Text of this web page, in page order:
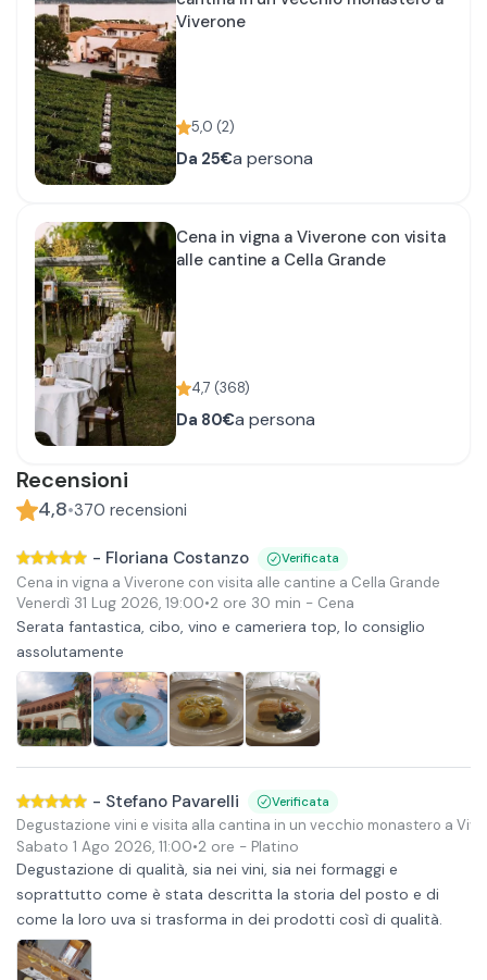
Viverone
5,0 (2)
Da 25€a persona
Cena in vigna a Viverone con visita
alle cantine a Cella Grande
4,7 (368)
Da 80€a persona
Recensioni
4,8•370 recensioni
- Floriana Costanzo Verificata
Cena in vigna a Viverone con visita alle cantine a Cella Grande
Venerdì 31 Lug 2026, 19:00•2 ore 30 min - Cena
Serata fantastica, cibo, vino e cameriera top, lo consiglio
assolutamente
- Stefano Pavarelli Verificata
Degustazione vini e visita alla cantina in un vecchio monastero a
Sabato 1 Ago 2026, 11:00•2 ore - Platino
Degustazione di qualità, sia nei vini, sia nei formaggi e
soprattutto come è stata descritta la storia del posto e di
come la loro uva si trasforma in dei prodotti così di qualità.